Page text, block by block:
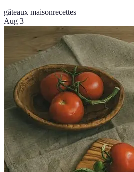
gâteaux maisonrecettes
Aug 3